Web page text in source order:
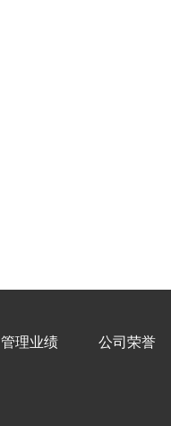
管理业绩 公司荣誉